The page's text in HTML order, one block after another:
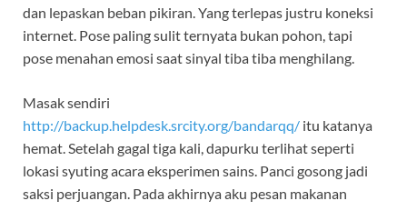
dan lepaskan beban pikiran. Yang terlepas justru koneksi
internet. Pose paling sulit ternyata bukan pohon, tapi
pose menahan emosi saat sinyal tiba tiba menghilang.
Masak sendiri
http://backup.helpdesk.srcity.org/bandarqq/ itu katanya
hemat. Setelah gagal tiga kali, dapurku terlihat seperti
lokasi syuting acara eksperimen sains. Panci gosong jadi
saksi perjuangan. Pada akhirnya aku pesan makanan